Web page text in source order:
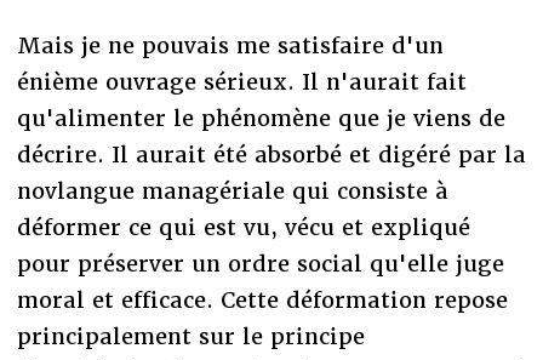
Mais je ne pouvais me satisfaire d'un
énième ouvrage sérieux. Il n'aurait fait
qu'alimenter le phénomène que je viens de
décrire. Il aurait été absorbé et digéré par la
novlangue managériale qui consiste à
déformer ce qui est vu, vécu et expliqué
pour préserver un ordre social qu'elle juge
moral et efficace. Cette déformation repose
principalement sur le principe